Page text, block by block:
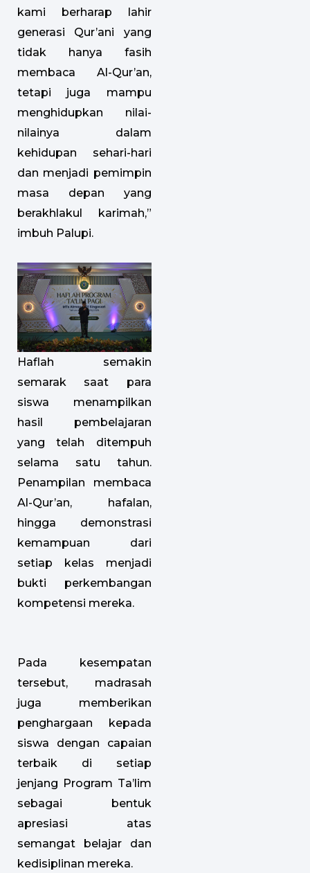
kami berharap lahir
generasi Qur’ani yang
tidak hanya fasih
membaca Al-Qur’an,
tetapi juga mampu
menghidupkan nilai-
nilainya dalam
kehidupan sehari-hari
dan menjadi pemimpin
masa depan yang
berakhlakul karimah,”
imbuh Palupi.
Haflah semakin
semarak saat para
siswa menampilkan
hasil pembelajaran
yang telah ditempuh
selama satu tahun.
Penampilan membaca
Al-Qur’an, hafalan,
hingga demonstrasi
kemampuan dari
setiap kelas menjadi
bukti perkembangan
kompetensi mereka.
Pada kesempatan
tersebut, madrasah
juga memberikan
penghargaan kepada
siswa dengan capaian
terbaik di setiap
jenjang Program Ta’lim
sebagai bentuk
apresiasi atas
semangat belajar dan
kedisiplinan mereka.